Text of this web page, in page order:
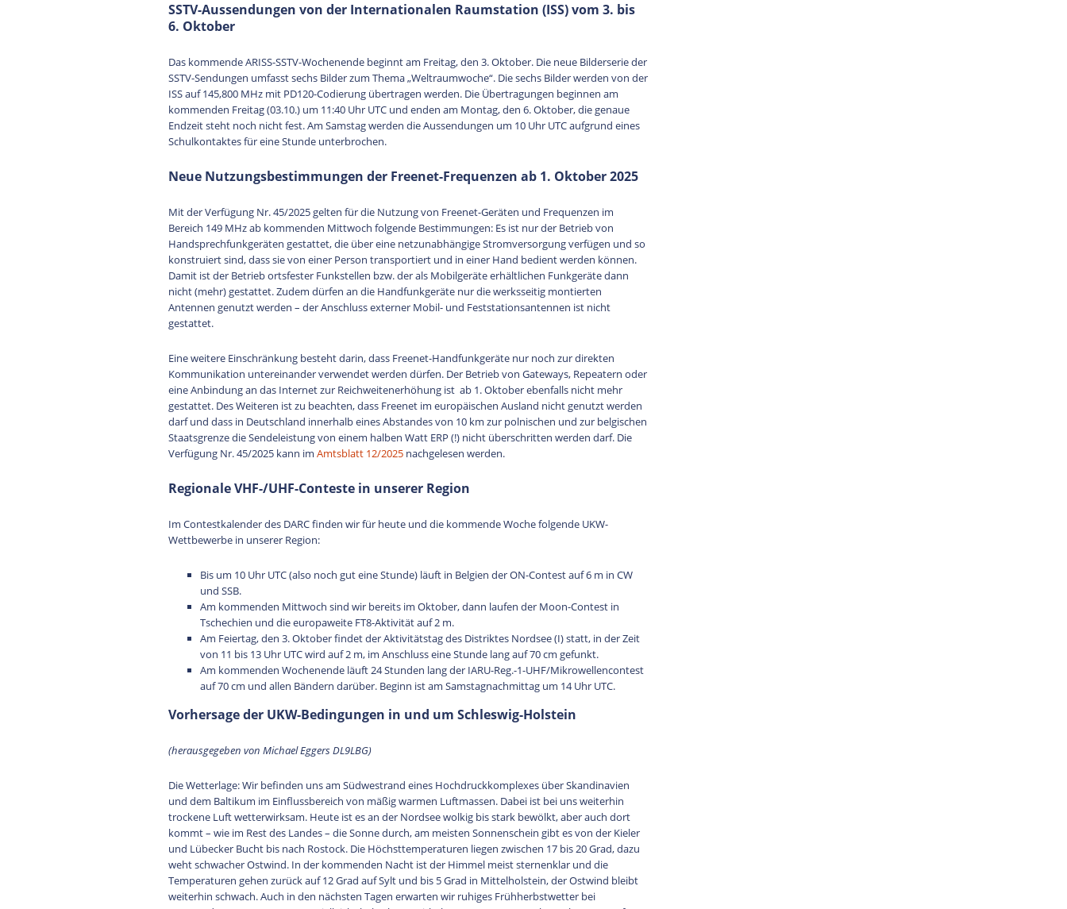
SSTV-Aussendungen von der Internationalen Raumstation (ISS) vom 3. bis
6. Oktober
Das kommende ARISS-SSTV-Wochenende beginnt am Freitag, den 3. Oktober. Die neue Bilderserie der
SSTV-Sendungen umfasst sechs Bilder zum Thema „Weltraumwoche“. Die sechs Bilder werden von der
ISS auf 145,800 MHz mit PD120-Codierung übertragen werden. Die Übertragungen beginnen am
kommenden Freitag (03.10.) um 11:40 Uhr UTC und enden am Montag, den 6. Oktober, die genaue
Endzeit steht noch nicht fest. Am Samstag werden die Aussendungen um 10 Uhr UTC aufgrund eines
Schulkontaktes für eine Stunde unterbrochen.
Neue Nutzungsbestimmungen der Freenet-Frequenzen ab 1. Oktober 2025
Mit der Verfügung Nr. 45/2025 gelten für die Nutzung von Freenet-Geräten und Frequenzen im
Bereich 149 MHz ab kommenden Mittwoch folgende Bestimmungen: Es ist nur der Betrieb von
Handsprechfunkgeräten gestattet, die über eine netzunabhängige Stromversorgung verfügen und so
konstruiert sind, dass sie von einer Person transportiert und in einer Hand bedient werden können.
Damit ist der Betrieb ortsfester Funkstellen bzw. der als Mobilgeräte erhältlichen Funkgeräte dann
nicht (mehr) gestattet. Zudem dürfen an die Handfunkgeräte nur die werksseitig montierten
Antennen genutzt werden – der Anschluss externer Mobil- und Feststationsantennen ist nicht
gestattet.
Eine weitere Einschränkung besteht darin, dass Freenet-Handfunkgeräte nur noch zur direkten
Kommunikation untereinander verwendet werden dürfen. Der Betrieb von Gateways, Repeatern oder
eine Anbindung an das Internet zur Reichweitenerhöhung ist ab 1. Oktober ebenfalls nicht mehr
gestattet. Des Weiteren ist zu beachten, dass Freenet im europäischen Ausland nicht genutzt werden
darf und dass in Deutschland innerhalb eines Abstandes von 10 km zur polnischen und zur belgischen
Staatsgrenze die Sendeleistung von einem halben Watt ERP (!) nicht überschritten werden darf. Die
Verfügung Nr. 45/2025 kann im Amtsblatt 12/2025 nachgelesen werden.
Regionale VHF-/UHF-Conteste in unserer Region
Im Contestkalender des DARC finden wir für heute und die kommende Woche folgende UKW-
Wettbewerbe in unserer Region:
Bis um 10 Uhr UTC (also noch gut eine Stunde) läuft in Belgien der ON-Contest auf 6 m in CW
und SSB.
Am kommenden Mittwoch sind wir bereits im Oktober, dann laufen der Moon-Contest in
Tschechien und die europaweite FT8-Aktivität auf 2 m.
Am Feiertag, den 3. Oktober findet der Aktivitätstag des Distriktes Nordsee (I) statt, in der Zeit
von 11 bis 13 Uhr UTC wird auf 2 m, im Anschluss eine Stunde lang auf 70 cm gefunkt.
Am kommenden Wochenende läuft 24 Stunden lang der IARU-Reg.-1-UHF/Mikrowellencontest
auf 70 cm und allen Bändern darüber. Beginn ist am Samstagnachmittag um 14 Uhr UTC.
Vorhersage der UKW-Bedingungen in und um Schleswig-Holstein
(herausgegeben von Michael Eggers DL9LBG)
Die Wetterlage: Wir befinden uns am Südwestrand eines Hochdruckkomplexes über Skandinavien
und dem Baltikum im Einflussbereich von mäßig warmen Luftmassen. Dabei ist bei uns weiterhin
trockene Luft wetterwirksam. Heute ist es an der Nordsee wolkig bis stark bewölkt, aber auch dort
kommt – wie im Rest des Landes – die Sonne durch, am meisten Sonnenschein gibt es von der Kieler
und Lübecker Bucht bis nach Rostock. Die Höchsttemperaturen liegen zwischen 17 bis 20 Grad, dazu
weht schwacher Ostwind. In der kommenden Nacht ist der Himmel meist sternenklar und die
Temperaturen gehen zurück auf 12 Grad auf Sylt und bis 5 Grad in Mittelholstein, der Ostwind bleibt
weiterhin schwach. Auch in den nächsten Tagen erwarten wir ruhiges Frühherbstwetter bei